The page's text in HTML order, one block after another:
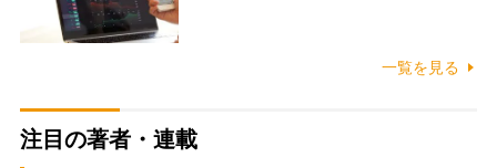
一覧を見る
注目の著者・連載